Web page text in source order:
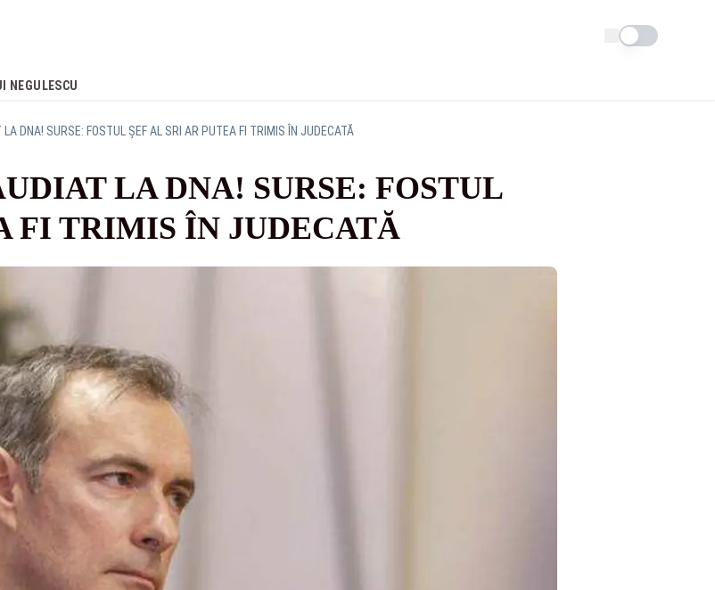
Schimba tema
NEGULESCU
LA DNA! SURSE: FOSTUL ȘEF AL SRI AR PUTEA FI TRIMIS ÎN JUDECATĂ
LA DNA! SURSE: FOSTUL
FI TRIMIS ÎN JUDECATĂ